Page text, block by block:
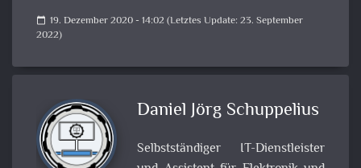
calendar_today 19. Dezember 2020 - 14:02 (Letztes Update: 23. September
2022)
Daniel Jörg Schuppelius
Selbstständiger IT-Dienstleister